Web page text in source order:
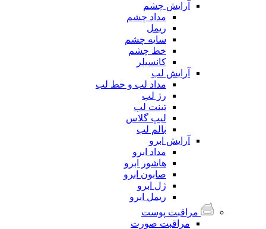
آرایش چشم
مداد چشم
ریمل
سایه چشم
خط چشم
کانسیلر
آرایش لب
مداد لب و خط لب
رژ لب
تینت لب
لیپ گلاس
بالم لب
آرایش ابرو
مداد ابرو
هاشور ابرو
صابون ابرو
ژل ابرو
ریمل ابرو
مراقبت پوست
مراقبت صورت